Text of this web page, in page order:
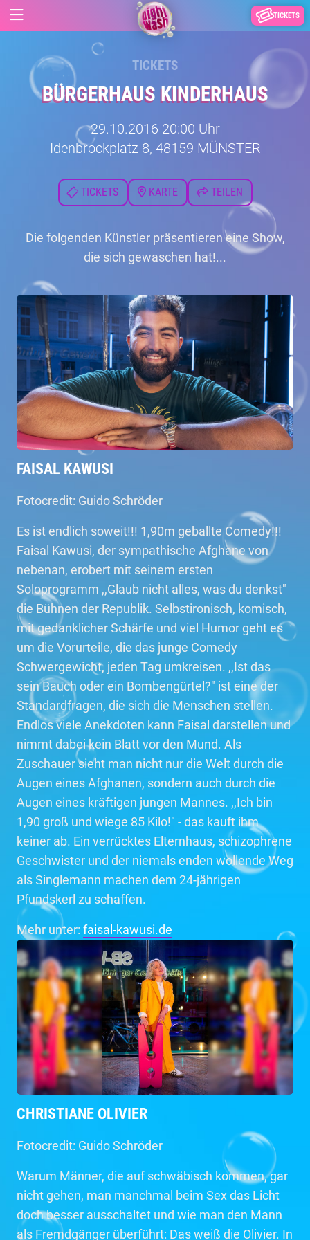
TICKETS
TICKETS
BÜRGERHAUS KINDERHAUS
29.10.2016 20:00 Uhr
Idenbrockplatz 8, 48159 MÜNSTER
TICKETS KARTE TEILEN
Die folgenden Künstler präsentieren eine Show,
die sich gewaschen hat!...
FAISAL KAWUSI
Fotocredit: Guido Schröder
Es ist endlich soweit!!! 1,90m geballte Comedy!!!
Faisal Kawusi, der sympathische Afghane von
nebenan, erobert mit seinem ersten
Soloprogramm ,,Glaub nicht alles, was du denkst"
die Bühnen der Republik. Selbstironisch, komisch,
mit gedanklicher Schärfe und viel Humor geht es
um die Vorurteile, die das junge Comedy
Schwergewicht, jeden Tag umkreisen. ,,Ist das
sein Bauch oder ein Bombengürtel?" ist eine der
Standardfragen, die sich die Menschen stellen.
Endlos viele Anekdoten kann Faisal darstellen und
nimmt dabei kein Blatt vor den Mund. Als
Zuschauer sieht man nicht nur die Welt durch die
Augen eines Afghanen, sondern auch durch die
Augen eines kräftigen jungen Mannes. ,,Ich bin
1,90 groß und wiege 85 Kilo!" - das kauft ihm
keiner ab. Ein verrücktes Elternhaus, schizophrene
Geschwister und der niemals enden wollende Weg
als Singlemann machen dem 24-jährigen
Pfundskerl zu schaffen.
Mehr unter: faisal-kawusi.de
CHRISTIANE OLIVIER
Fotocredit: Guido Schröder
Warum Männer, die auf schwäbisch kommen, gar
nicht gehen, man manchmal beim Sex das Licht
doch besser ausschaltet und wie man den Mann
als Fremdgänger überführt: Das weiß die Olivier. In